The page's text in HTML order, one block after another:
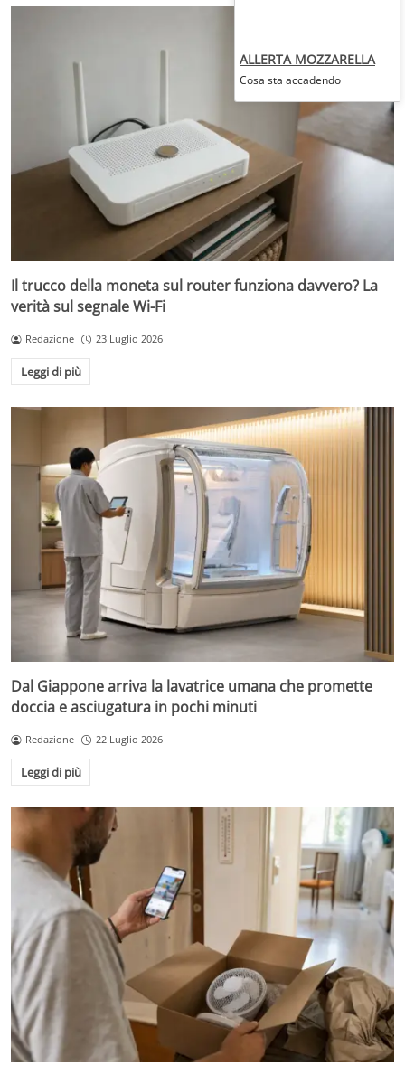
Il trucco della moneta sul router funziona davvero? La
verità sul segnale Wi-Fi
Redazione 23 Luglio 2026
Leggi di più
Dal Giappone arriva la lavatrice umana che promette
doccia e asciugatura in pochi minuti
Redazione 22 Luglio 2026
Leggi di più
ALLERTA MOZZARELLA
Cosa sta accadendo